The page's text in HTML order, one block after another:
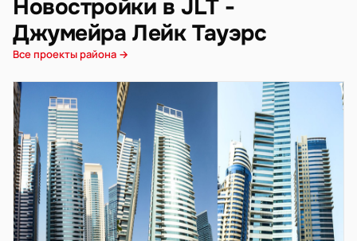
Новостройки в JLT -
Джумейра Лейк Тауэрс
Все проекты района →